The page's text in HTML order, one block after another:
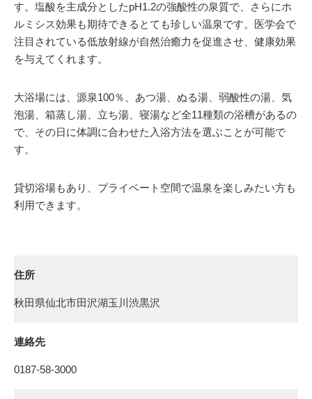
す。塩酸を主成分としたpH1.2の強酸性の泉質で、さらにホ
ルミシス効果も期待できるとても珍しい温泉です。医学会で
注目されている低放射線が自然治癒力を促進させ、健康効果
を与えてくれます。
大浴場には、源泉100％、あつ湯、ぬる湯、弱酸性の湯、気
泡湯、箱蒸し湯、立ち湯、寝湯など全11種類の浴槽があるの
で、その日に体調に合わせた入浴方法を選ぶことが可能で
す。
貸切浴場もあり、プライベート空間で温泉を楽しみたい方も
利用できます。
住所
秋田県仙北市田沢湖玉川渋黒沢
連絡先
0187-58-3000